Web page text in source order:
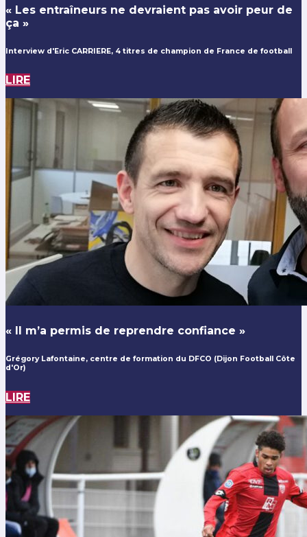
« Les entraîneurs ne devraient pas avoir peur de
ça »
Interview d'Eric CARRIERE, 4 titres de champion de France de football
LIRE
« Il m’a permis de reprendre confiance »
Grégory Lafontaine, centre de formation du DFCO (Dijon Football Côte
d'Or)
LIRE